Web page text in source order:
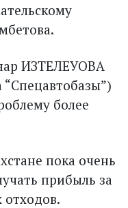
ИЗТЕЛЕУОВА
более
пока очень
прибыль за